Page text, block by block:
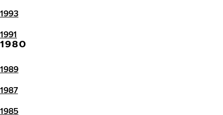
1993
1991
1980
1989
1987
1985